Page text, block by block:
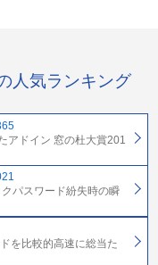
人気ランキング
アドイン 窓の杜大賞201
パスワード紛失時の瞬
を比較的高速に総当た